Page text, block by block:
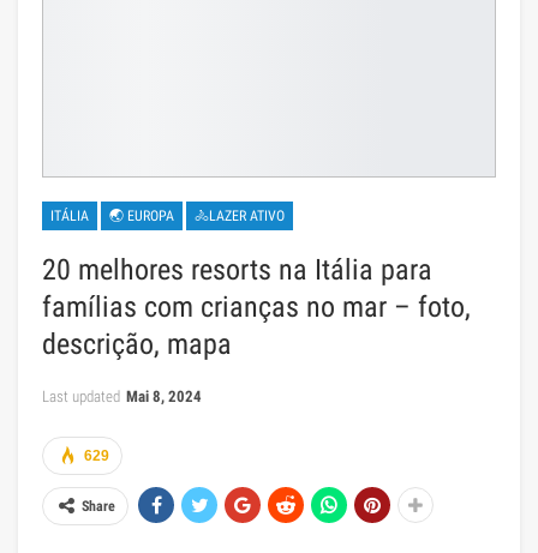
ITÁLIA 🌏 EUROPA 🚴LAZER ATIVO
20 melhores resorts na Itália para
famílias com crianças no mar – foto,
descrição, mapa
Last updated Mai 8, 2024
629
Share